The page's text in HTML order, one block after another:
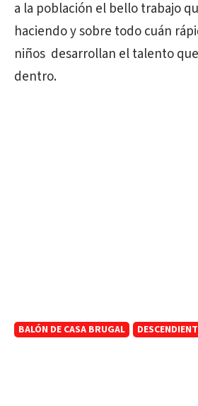
a la población el bello trabajo
haciendo y sobre todo cuán
niños desarrollan el talento
dentro.
BALÓN DE CASA BRUGAL